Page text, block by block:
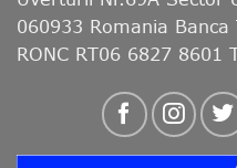
060933 Romania Banca
RONC RT06 6827 8601